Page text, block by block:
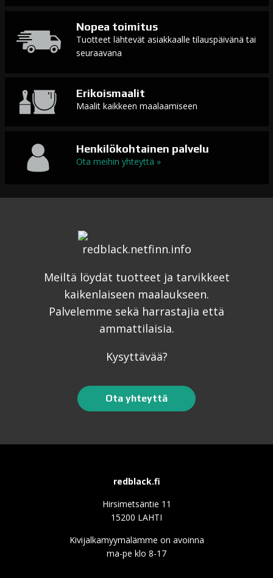
Nopea toimitus
Tuotteet lähtevät asiakkaalle tilauspäivänä tai
seuraavana
Erikoismaalit
Maalit kaikkeen maalaamiseen
Henkilökohtainen palvelu
Ota meihin yhteyttä »
Meiltä löydät tuotteet ja tarvikkeet
kaikenlaiseen maalaukseen.
Palvelemme sekä harrastajia että
ammattilaisia.
Kysyttävää?
Ota yhteyttä
redblack.fi
Hirsimetsäntie 11
15200 LAHTI
Kivijalkamyymälämme on avoinna
ma-pe klo 8-17